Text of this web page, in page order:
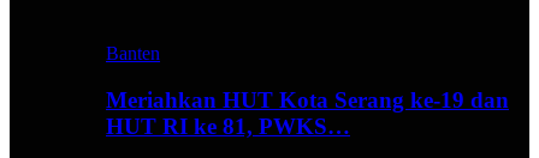
Banten
Meriahkan HUT Kota Serang ke-19 dan
HUT RI ke 81, PWKS…